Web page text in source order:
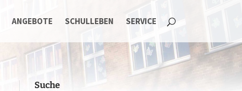
ANGEBOTE SCHULLEBEN SERVICE
Suche